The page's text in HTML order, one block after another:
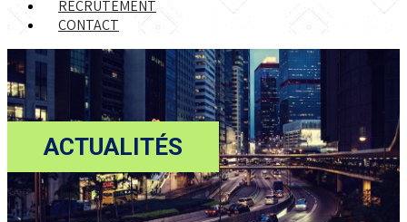
RECRUTEMENT
CONTACT
ACTUALITÉS